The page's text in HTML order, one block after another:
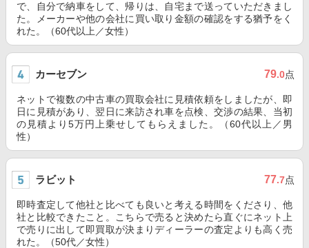
で、自分で納車をして、帰りは、自宅まで送っていただきまし
た。メーカーや他の会社に買い取り金額の確認をする猶予をく
れた。（60代以上／女性）
カーセブン 79.0点
ネットで複数の中古車の買取会社に見積依頼をしましたが、即
日に見積があり、翌日に来訪され車を点検、交渉の結果、当初
の見積より5万円上乗せしてもらえました。（60代以上／男
性）
ラビット 77.7点
即時査定して他社と比べても良いと考える時間をくださり、他
社と比較できたこと。こちらで売ると決めたら直ぐにネット上
で売りに出して即買取が決まりディーラーの査定よりも高く売
れた。（50代／女性）